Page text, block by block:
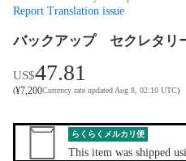
Report Translation issue
バックアップ セクレタ
US$47.81
(¥7,200Currency rate updated Aug 8, 02:10 UTC)
らくらくメルカリ便
This item was shipped